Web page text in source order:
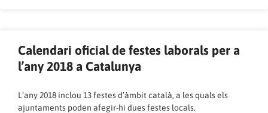
Calendari oficial de festes laborals per a
l’any 2018 a Catalunya
L’any 2018 inclou 13 festes d’àmbit català, a les quals els
ajuntaments poden afegir-hi dues festes locals.